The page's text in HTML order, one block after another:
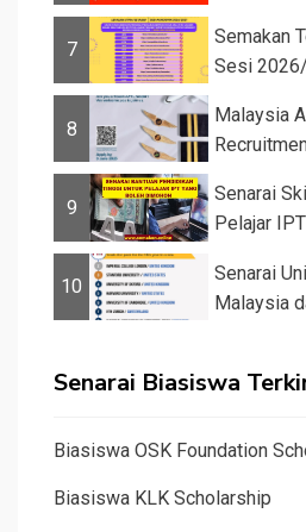
7
Semakan
Sesi
8
Malaysia
9
Senarai
Pelajar
10
Senarai
Malaysia
Senarai Biasiswa
Biasiswa OSK Foundation
Biasiswa KLK Scholarship